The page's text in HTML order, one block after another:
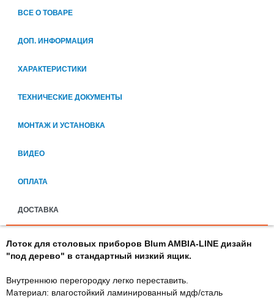
ВСЕ О ТОВАРЕ
ДОП. ИНФОРМАЦИЯ
ХАРАКТЕРИСТИКИ
ТЕХНИЧЕСКИЕ ДОКУМЕНТЫ
МОНТАЖ И УСТАНОВКА
ВИДЕО
ОПЛАТА
ДОСТАВКА
Лоток для столовых приборов Blum AMBIA-LINE дизайн
"под дерево" в стандартный низкий ящик.
Внутреннюю перегородку легко переставить.
Материал: влагостойкий ламинированный мдф/сталь